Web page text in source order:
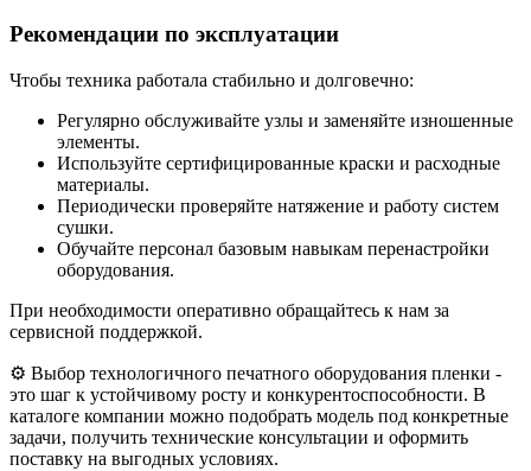
Рекомендации по эксплуатации
Чтобы техника работала стабильно и долговечно:
Регулярно обслуживайте узлы и заменяйте изношенные
элементы.
Используйте сертифицированные краски и расходные
материалы.
Периодически проверяйте натяжение и работу систем
сушки.
Обучайте персонал базовым навыкам перенастройки
оборудования.
При необходимости оперативно обращайтесь к нам за
сервисной поддержкой.
⚙️ Выбор технологичного печатного оборудования пленки -
это шаг к устойчивому росту и конкурентоспособности. В
каталоге компании можно подобрать модель под конкретные
задачи, получить технические консультации и оформить
поставку на выгодных условиях.